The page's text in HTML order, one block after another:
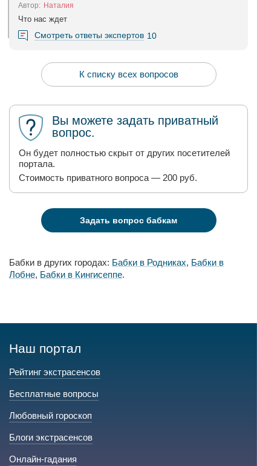
Автор: Наталия
Что нас ждет
Смотреть ответы экспертов 10
К списку всех вопросов
Вы можете задать приватный
вопрос.
Он будет полностью скрыт от других посетителей
портала.
Стоимость приватного вопроса — 200 руб.
Задать вопрос бабкам
Бабки в других городах: Бабки в Родниках, Бабки в
Лобне, Бабки в Кингисеппе.
Наш портал
Рейтинг экстрасенсов
Бесплатные вопросы
Любовный гороскоп
Блоги экстрасенсов
Онлайн-гадания